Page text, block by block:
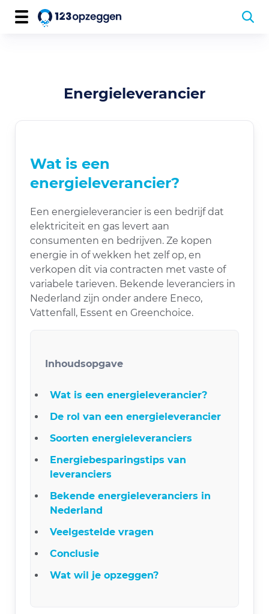
Energieleverancier
Wat is een
energieleverancier?
Een energieleverancier is een bedrijf dat
elektriciteit en gas levert aan
consumenten en bedrijven. Ze kopen
energie in of wekken het zelf op, en
verkopen dit via contracten met vaste of
variabele tarieven. Bekende leveranciers in
Nederland zijn onder andere Eneco,
Vattenfall, Essent en Greenchoice.
Inhoudsopgave
Wat is een energieleverancier?
De rol van een energieleverancier
Soorten energieleveranciers
Energiebesparingstips van
leveranciers
Bekende energieleveranciers in
Nederland
Veelgestelde vragen
Conclusie
Wat wil je opzeggen?